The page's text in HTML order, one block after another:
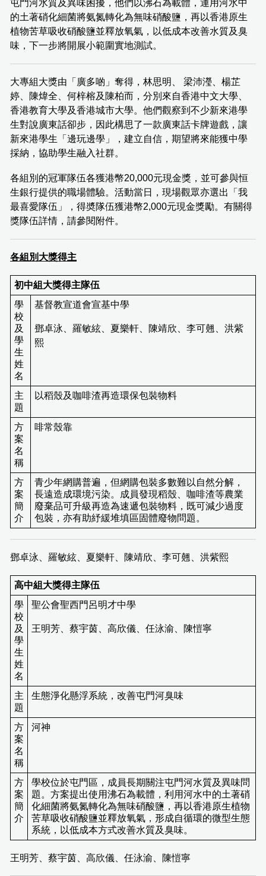
屯門河水質及異味困擾，他們以沸石為載體，運用河水中
的土著硝化細菌將氨氮轉化為無味硝酸鹽，再以香港原生
植物苦草吸收硝酸鹽並釋放氧氣，以低成本改善水質及臭
味，下一步將開展小範圍實地測試。
大專組大獎由「廣多啲」奪得，林思明、 梁沛瀅、楊芷
婷、陳煒全、何梓榕及陳柏而，分別來自香港中文大學、
香港教育大學及香港城市大學。他們觀察到不少新來港學
生對說廣東話卻步，因此構思了一款廣東話卡牌遊戲，讓
新來港學生「邊玩邊學」，建立自信，期望將來能獲中學
採納，協助學生融入社群。
各組別的冠軍隊伍各獲港幣20,000元現金獎，並可參與恒
生銀行提供的職場體驗。活動當日，現場觀眾亦選出「我
最喜愛隊伍」，得奬隊伍獲港幣2,000元現金獎勵。有關得
獎隊伍詳情，請參閱附件。
各組別大獎得主
初中組大獎得主隊伍
學
校
及
學
生
姓
名
基督教宣道會宣基中學
鄧卓泳、羅敏絃、夏樂軒、陳靖欣、李可翹、洪紫
熙
主
題
以稻殼及咖啡渣再造環保包裝物料
方
案
名
稱
啡常殼靠
方
案
簡
介
青少年網購普遍，但網購包裝多數難以自然分解，
長遠造成環境污染。成員發現稻殼、咖啡渣等農業
廢棄品可升級再造為速遞包裝物料，既可減少過度
包裝，亦有助紓緩堆填區固體廢物問題。
鄧卓泳、羅敏絃、夏樂軒、陳靖欣、李可翹、洪紫熙
高中組大獎得主隊伍
學
校
及
學
生
姓
名
聖公會聖西門呂明才中學
王明芳、蔡宇茵、高欣儀、任泳渝、陳愷寧
主
題
生態淨化懸浮系統，改善屯門河臭味
方
案
名
稱
河神
方
案
簡
介
學校位於屯門區，成員長期關注屯門河水質及異味問
題。方案提出使用沸石為載體，利用河水中的土著硝
化細菌將氨氮轉化為無味硝酸鹽，再以香港原生植物
苦草吸收硝酸鹽並釋放氧氣，形成自循環的微型生態
系統，以低成本方式改善水質及臭味。
王明芳、蔡宇茵、高欣儀、任泳渝、陳愷寧